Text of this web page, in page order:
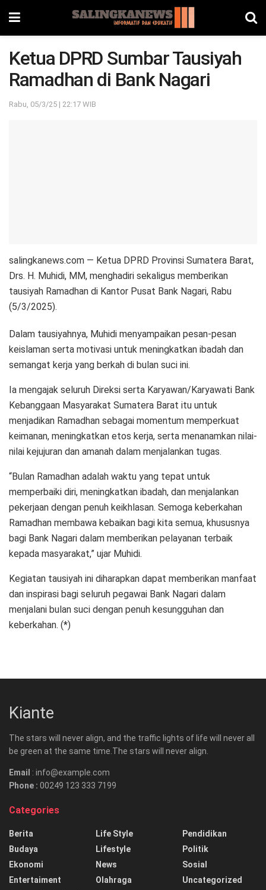
Ketua DPRD Sumbar Tausiyah
Ramadhan di Bank Nagari
Rabu, 05/3/25 | 22:17 WIB
salingkanews.com — Ketua DPRD Provinsi Sumatera Barat,
Drs. H. Muhidi, MM, menghadiri sekaligus memberikan
tausiyah Ramadhan di Kantor Pusat Bank Nagari, Rabu
(5/3/2025).
Dalam tausiyahnya, Muhidi menyampaikan pesan-pesan
keislaman serta motivasi untuk meningkatkan ibadah dan
semangat kerja yang berkah di bulan suci ini.
Ia mengajak seluruh Direksi serta Karyawan/Karyawati Bank
Kebanggaan Masyarakat Sumatera Barat itu untuk
menjadikan Ramadhan sebagai momentum memperkuat
keimanan, meningkatkan etos kerja, serta menanamkan nilai-
nilai kejujuran dan amanah dalam menjalankan tugas.
“Bulan Ramadhan adalah waktu yang tepat untuk
memperbaiki diri, meningkatkan ibadah, dan menjalankan
pekerjaan dengan penuh keikhlasan. Semoga keberkahan
Ramadhan membawa kebaikan bagi kita semua, khususnya
bagi Bank Nagari dalam memberikan pelayanan terbaik
kepada masyarakat,” ujar Muhidi.
Kegiatan tausiyah ini diharapkan dapat memberikan manfaat
dan inspirasi bagi seluruh pegawai Bank Nagari dalam
menjalani bulan suci dengan penuh kesungguhan dan
keberkahan. (*)
Kiante
The stars will never align, and the traffic lights of life will never all
be green at the same time.The stars will never align.
Email : info@example.com
Phone : 00249 123 333 7199
Categories
Berita
Budaya
Ekonomi
Entertaiment
Life Style
Lifestyle
News
Olahraga
Pendidikan
Politik
Sosial
Uncategorized